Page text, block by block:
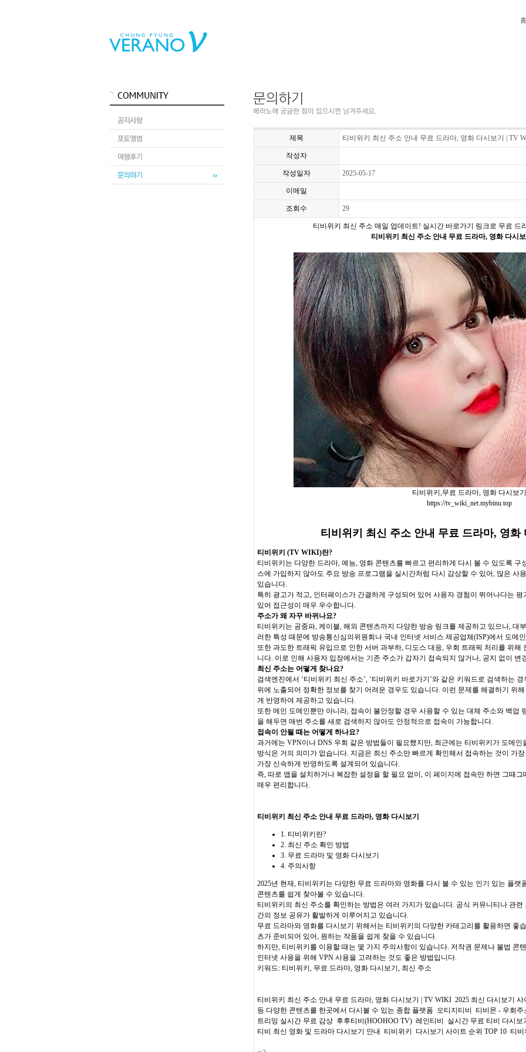
홈
제목 티비위키 최신 주소 안내 무료 드라마, 영화 다시보기 | TV
작성자
작성일자 2025-05-17
이메일
조회수 29
티비위키 최신 주소 매일 업데이트! 실시간 바로가기 링크로 무료 드
티비위키 최신 주소 안내 무료 드라마, 영화 다시
티비위키,무료 드라마, 영화 다시보기
https://tv_wiki_net.mybinu.top
티비위키 최신 주소 안내 무료 드라마, 영
티비위키 (TV WIKI)란?
티비위키는 다양한 드라마, 예능, 영화 콘텐츠를 빠르고 편리하게 다시 볼 수 있도록
스에 가입하지 않아도 주요 방송 프로그램을 실시간처럼 다시 감상할 수 있어, 많은 사
있습니다.
특히 광고가 적고, 인터페이스가 간결하게 구성되어 있어 사용자 경험이 뛰어나다는
있어 접근성이 매우 우수합니다.
주소가 왜 자꾸 바뀌나요?
티비위키는 공중파, 케이블, 해외 콘텐츠까지 다양한 방송 링크를 제공하고 있으나, 대
러한 특성 때문에 방송통신심의위원회나 국내 인터넷 서비스 제공업체(ISP)에서 도메
또한 과도한 트래픽 유입으로 인한 서버 과부하, 디도스 대응, 우회 트래픽 처리를 위
니다. 이로 인해 사용자 입장에서는 기존 주소가 갑자기 접속되지 않거나, 공지 없이 변
최신 주소는 어떻게 찾나요?
검색엔진에서 ‘티비위키 최신 주소’, ‘티비위키 바로가기’와 같은 키워드로 검색하는
위에 노출되어 정확한 정보를 찾기 어려운 경우도 있습니다. 이런 문제를 해결하기 위
게 반영하여 제공하고 있습니다.
또한 메인 도메인뿐만 아니라, 접속이 불안정할 경우 사용할 수 있는 대체 주소와 백업
을 해두면 매번 주소를 새로 검색하지 않아도 안정적으로 접속이 가능합니다.
접속이 안될 때는 어떻게 하나요?
과거에는 VPN이나 DNS 우회 같은 방법들이 필요했지만, 최근에는 티비위키가 도메
방식은 거의 의미가 없습니다. 지금은 최신 주소만 빠르게 확인해서 접속하는 것이 가
가장 신속하게 반영하도록 설계되어 있습니다.
즉, 따로 앱을 설치하거나 복잡한 설정을 할 필요 없이, 이 페이지에 접속만 하면 그때
매우 편리합니다.
티비위키 최신 주소 안내 무료 드라마, 영화 다시보기
1. 티비위키란?
2. 최신 주소 확인 방법
3. 무료 드라마 및 영화 다시보기
4. 주의사항
2025년 현재, 티비위키는 다양한 무료 드라마와 영화를 다시 볼 수 있는 인기 있는 플
콘텐츠를 쉽게 찾아볼 수 있습니다.
티비위키의 최신 주소를 확인하는 방법은 여러 가지가 있습니다. 공식 커뮤니티나 관
간의 정보 공유가 활발하게 이루어지고 있습니다.
무료 드라마와 영화를 다시보기 위해서는 티비위키의 다양한 카테고리를 활용하면 좋
츠가 준비되어 있어, 원하는 작품을 쉽게 찾을 수 있습니다.
하지만, 티비위키를 이용할 때는 몇 가지 주의사항이 있습니다. 저작권 문제나 불법 콘
인터넷 사용을 위해 VPN 사용을 고려하는 것도 좋은 방법입니다.
키워드: 티비위키, 무료 드라마, 영화 다시보기, 최신 주소
티비위키 최신 주소 안내 무료 드라마, 영화 다시보기 | TV WIKI 2025 최신 다시보기 사
등 다양한 콘텐츠를 한곳에서 다시볼 수 있는 종합 플랫폼 오티지티비 티비몬 - 우회주
트리밍 실시간 무료 감상 후후티비(HOOHOO TV) 레인티비 실시간 무료 티비 다시보
티비 최신 영화 및 드라마 다시보기 안내 티비위키 다시보기 사이트 순위 TOP 10 티비